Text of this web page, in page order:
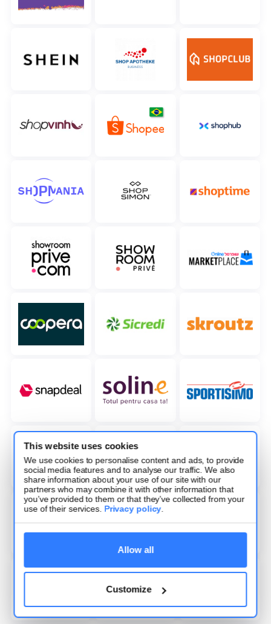
This website uses cookies
We use cookies to personalise content and ads, to provide
social media features and to analyse our traffic. We also
share information about your use of our site with our
partners who may combine it with other information that
you’ve provided to them or that they’ve collected from your
use of their services. Privacy policy.
Allow all
Customize